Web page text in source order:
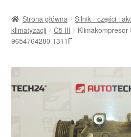
Dostawa
Strona główna Silnik - części i
klimatyzacji
C5 III
Klimakompresor
9654764280 1311F